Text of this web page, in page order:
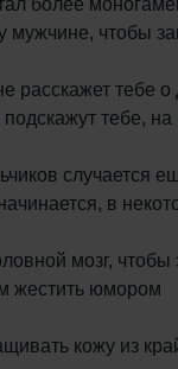
мужчине, чтобы
расскажет тебе
тебе,
случается
в
мозг, чтобы
жестить юмором
кожу из